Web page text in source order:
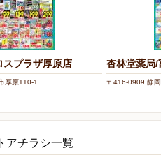
スプラザ厚原店
厚原110-1
杏林堂薬局/
〒416-0909 静
アチラシ一覧